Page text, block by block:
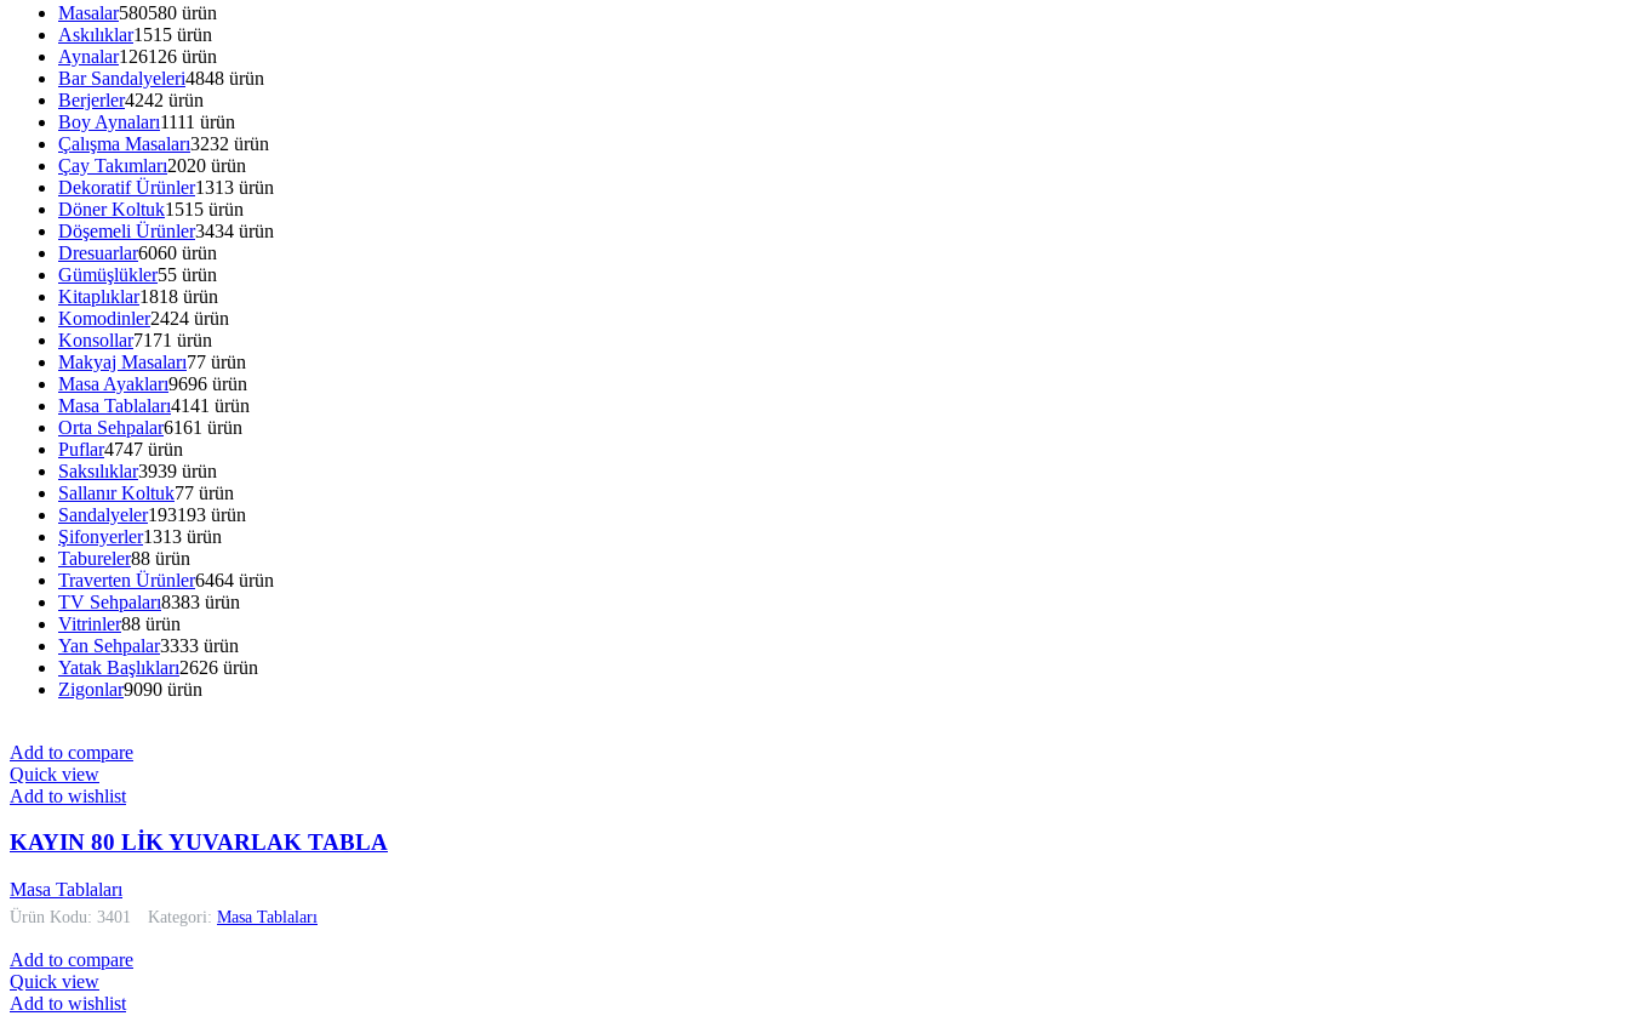
Masalar580580 ürün
Askılıklar1515 ürün
Aynalar126126 ürün
Bar Sandalyeleri4848 ürün
Berjerler4242 ürün
Boy Aynaları1111 ürün
Çalışma Masaları3232 ürün
Çay Takımları2020 ürün
Dekoratif Ürünler1313 ürün
Döner Koltuk1515 ürün
Döşemeli Ürünler3434 ürün
Dresuarlar6060 ürün
Gümüşlükler55 ürün
Kitaplıklar1818 ürün
Komodinler2424 ürün
Konsollar71 71 ürün
Makyaj Masaları77 ürün
Masa Ayakları9696 ürün
Masa Tablaları4141 ürün
Orta Sehpalar6161 ürün
Puflar4747 ürün
Saksılıklar3939 ürün
Sallanır Koltuk77 ürün
Sandalyeler193193 ürün
Şifonyerler1313 ürün
Tabureler88 ürün
Traverten Ürünler6464 ürün
TV Sehpaları8383 ürün
Vitrinler88 ürün
Yan Sehpalar3333 ürün
Yatak Başlıkları2626 ürün
Zigonlar9090 ürün
Add to compare
Quick view
Add to wishlist
KAYIN 80 LİK YUVARLAK TABLA
Masa Tablaları
Ürün Kodu: 3401 Kategori: Masa Tablaları
Add to compare
Quick view
Add to wishlist